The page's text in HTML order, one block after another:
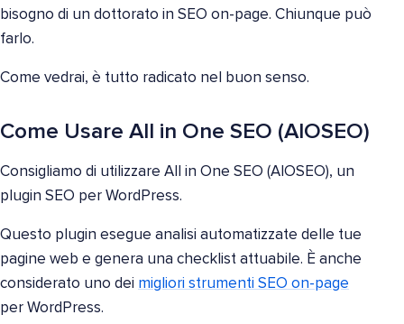
bisogno di un dottorato in SEO on-page. Chiunque può
farlo.
Come vedrai, è tutto radicato nel buon senso.
Come Usare All in One SEO (AIOSEO)
Consigliamo di utilizzare All in One SEO (AIOSEO), un
plugin SEO per WordPress.
Questo plugin esegue analisi automatizzate delle tue
pagine web e genera una checklist attuabile. È anche
considerato uno dei migliori strumenti SEO on-page
per WordPress.